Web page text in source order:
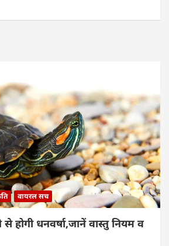
वायरल सच
धनवर्षा,जानें वास्तु नियम व